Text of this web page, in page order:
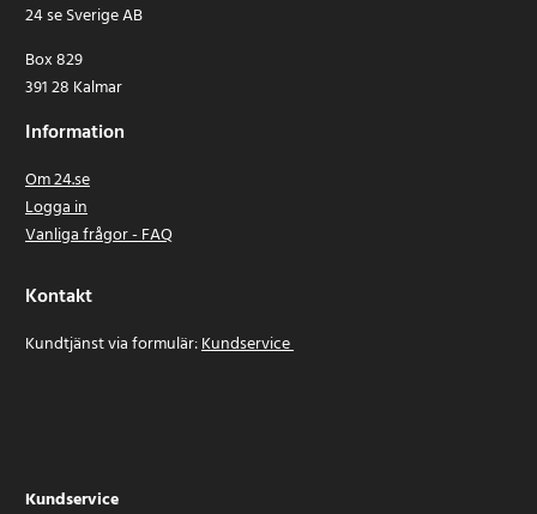
24 se Sverige AB
Box 829
391 28 Kalmar
Information
Om 24.se
Logga in
Vanliga frågor - FAQ
Kontakt
Kundtjänst via formulär:Kundservice
Kundservice